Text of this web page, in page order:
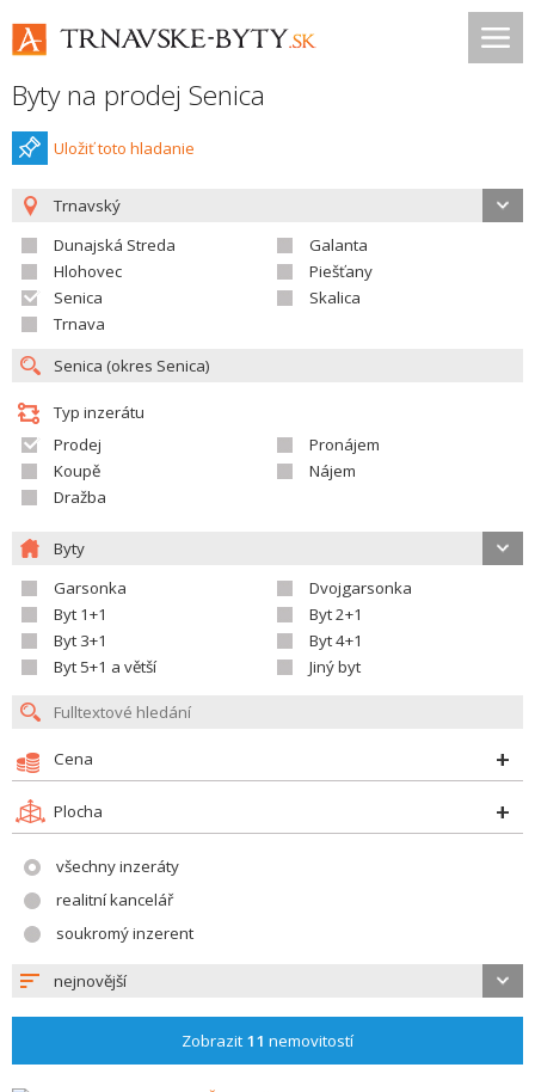
Byty na prodej Senica
Uložiť toto hladanie
Trnavský
Dunajská Streda
Galanta
Hlohovec
Piešťany
Senica
Skalica
Trnava
Typ inzerátu
Prodej
Pronájem
Koupě
Nájem
Dražba
Byty
Garsonka
Dvojgarsonka
Byt 1+1
Byt 2+1
Byt 3+1
Byt 4+1
Byt 5+1 a větší
Jiný byt
Cena
Plocha
všechny inzeráty
realitní kancelář
soukromý inzerent
nejnovější
Zobrazit 11 nemovitostí